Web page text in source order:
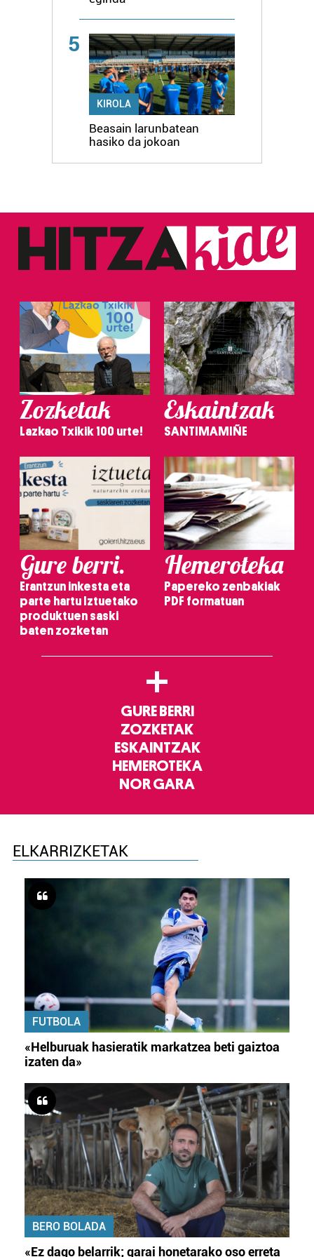
5
KIROLA
Beasain larunbatean
hasiko da jokoan
Zozketak
Lazkao Txikik 100 urte!
Eskaintzak
SANTIMAMIÑE
Gure berri.
Erantzun inkesta eta
parte hartu Iztuetako
produktuen saski
baten zozketan
Hemeroteka
Papereko zenbakiak
PDF formatuan
+
GURE BERRI
ZOZKETAK
ESKAINTZAK
HEMEROTEKA
NOR GARA
ELKARRIZKETAK
FUTBOLA
«Helburuak hasieratik markatzea beti gaiztoa
izaten da»
BERO BOLADA
«Ez dago belarrik; garai honetarako oso erreta